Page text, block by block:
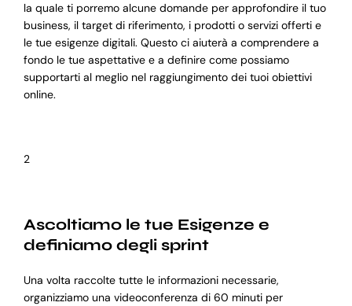
la quale ti porremo alcune domande per approfondire il tuo
business, il target di riferimento, i prodotti o servizi offerti e
le tue esigenze digitali. Questo ci aiuterà a comprendere a
fondo le tue aspettative e a definire come possiamo
supportarti al meglio nel raggiungimento dei tuoi obiettivi
online.
2
Ascoltiamo le tue Esigenze e
definiamo degli sprint
Una volta raccolte tutte le informazioni necessarie,
organizziamo una videoconferenza di 60 minuti per